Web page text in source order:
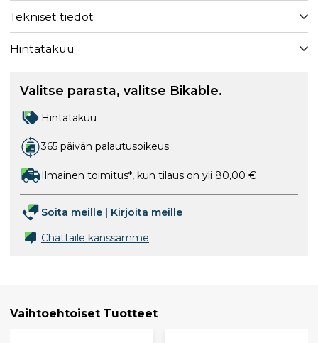
Tekniset tiedot
Hintatakuu
Valitse parasta, valitse Bikable.
Hintatakuu
365 päivän palautusoikeus
Ilmainen toimitus*, kun tilaus on yli 80,00 €
Soita meille | Kirjoita meille
Chättäile kanssamme
Vaihtoehtoiset Tuotteet